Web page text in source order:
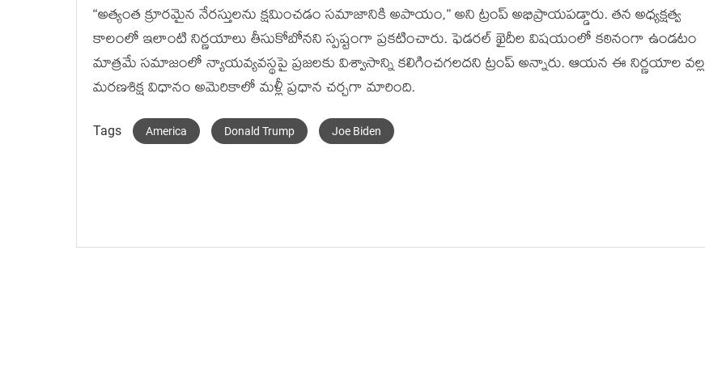
“అత్యంత క్రూరమైన నేరస్తులను క్షమించడం సమాజానికి అపాయం,” అని ట్రంప్ అభిప్రాయపడ్డారు. తన అధ్యక్షత్వ
కాలంలో ఇలాంటి నిర్ణయాలు తీసుకోబోనని స్పష్టంగా ప్రకటించారు. ఫెడరల్ ఖైదీల విషయంలో కఠినంగా ఉండటం
మాత్రమే సమాజంలో న్యాయవ్యవస్థపై ప్రజలకు విశ్వాసాన్ని కలిగించగలదని ట్రంప్ అన్నారు. ఆయన ఈ నిర్ణయాల వల్ల
మరణశిక్ష విధానం అమెరికాలో మళ్లీ ప్రధాన చర్చగా మారింది.
Tags America Donald Trump Joe Biden